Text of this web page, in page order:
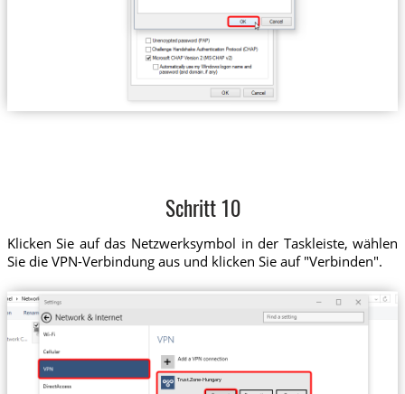
Schritt 10
Klicken Sie auf das Netzwerksymbol in der Taskleiste, wählen
Sie die VPN-Verbindung aus und klicken Sie auf "Verbinden".
Trust.Zone-Hungary